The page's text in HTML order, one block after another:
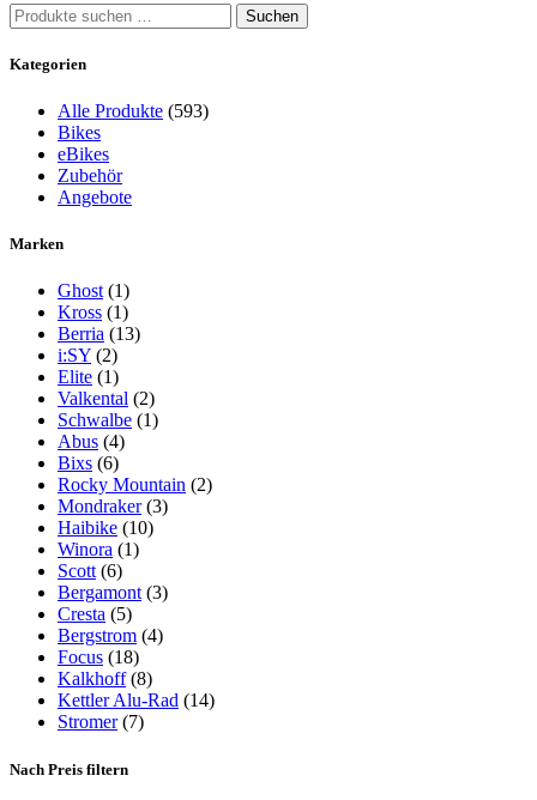
Suchen
nach:
Suchen
Kategorien
Alle Produkte (593)
Bikes
eBikes
Zubehör
Angebote
Marken
Ghost (1)
Kross (1)
Berria (13)
i:SY (2)
Elite (1)
Valkental (2)
Schwalbe (1)
Abus (4)
Bixs (6)
Rocky Mountain (2)
Mondraker (3)
Haibike (10)
Winora (1)
Scott (6)
Bergamont (3)
Cresta (5)
Bergstrom (4)
Focus (18)
Kalkhoff (8)
Kettler Alu-Rad (14)
Stromer (7)
Nach Preis filtern